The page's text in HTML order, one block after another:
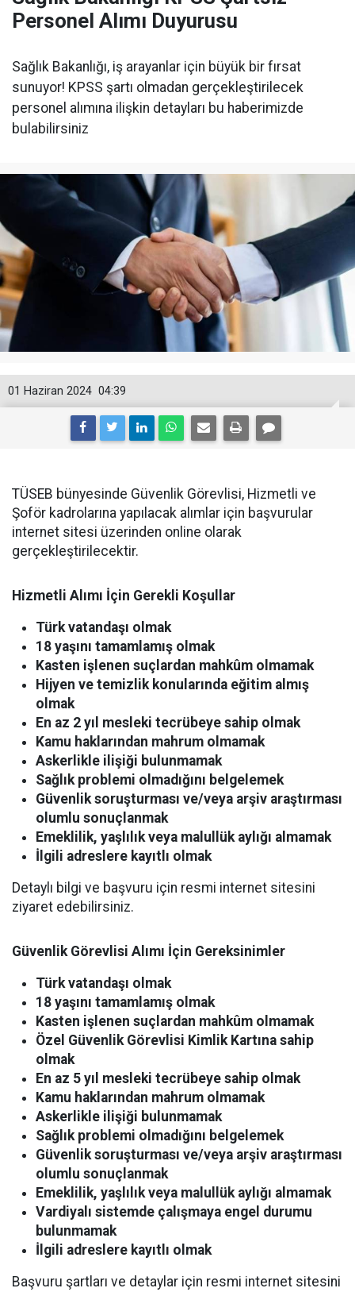
Personel Alımı Duyurusu
Sağlık Bakanlığı, iş arayanlar için büyük bir fırsat
sunuyor! KPSS şartı olmadan gerçekleştirilecek
personel alımına ilişkin detayları bu haberimizde
bulabilirsiniz
04:39
01 Haziran 2024
TÜSEB bünyesinde Güvenlik Görevlisi, Hizmetli ve
Şoför kadrolarına yapılacak alımlar için başvurular
internet sitesi üzerinden online olarak
gerçekleştirilecektir.
Hizmetli Alımı İçin Gerekli Koşullar
Türk vatandaşı olmak
18 yaşını tamamlamış olmak
Kasten işlenen suçlardan mahkûm olmamak
Hijyen ve temizlik konularında eğitim almış
olmak
En az 2 yıl mesleki tecrübeye sahip olmak
Kamu haklarından mahrum olmamak
Askerlikle ilişiği bulunmamak
Sağlık problemi olmadığını belgelemek
Güvenlik soruşturması ve/veya arşiv araştırması
olumlu sonuçlanmak
Emeklilik, yaşlılık veya malullük aylığı almamak
İlgili adreslere kayıtlı olmak
Detaylı bilgi ve başvuru için resmi internet sitesini
ziyaret edebilirsiniz.
Güvenlik Görevlisi Alımı İçin Gereksinimler
Türk vatandaşı olmak
18 yaşını tamamlamış olmak
Kasten işlenen suçlardan mahkûm olmamak
Özel Güvenlik Görevlisi Kimlik Kartına sahip
olmak
En az 5 yıl mesleki tecrübeye sahip olmak
Kamu haklarından mahrum olmamak
Askerlikle ilişiği bulunmamak
Sağlık problemi olmadığını belgelemek
Güvenlik soruşturması ve/veya arşiv araştırması
olumlu sonuçlanmak
Emeklilik, yaşlılık veya malullük aylığı almamak
Vardiyalı sistemde çalışmaya engel durumu
bulunmamak
İlgili adreslere kayıtlı olmak
Başvuru şartları ve detaylar için resmi internet sitesini